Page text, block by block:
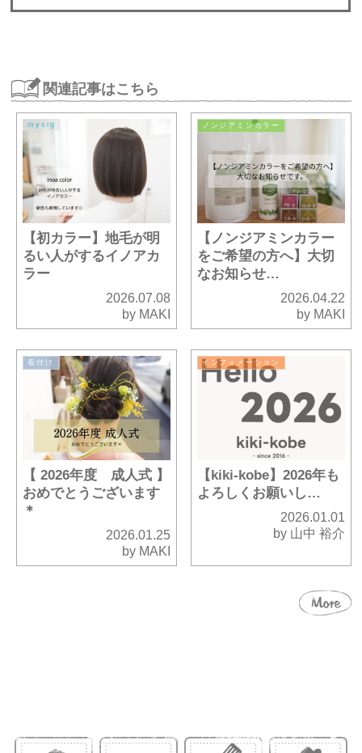
関連記事はこちら
mysig
【初カラー】地毛が明
るい人がするイノアカ
ラー
2026.07.08
by MAKI
ノンジアミンカラー
【ノンジアミンカラー
をご希望の方へ】大切
なお知らせ…
2026.04.22
by MAKI
着付け
【 2026年度 成人式 】
おめでとうございます
＊
2026.01.25
by MAKI
インフォメーション
【kiki-kobe】2026年も
よろしくお願いし…
2026.01.01
by 山中 裕介